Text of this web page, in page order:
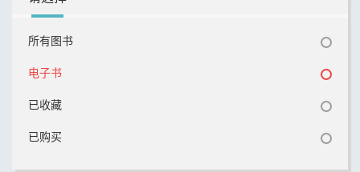
所有图书
电子书
已收藏
已购买